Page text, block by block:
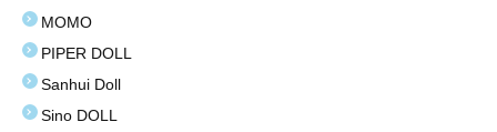
MOMO
PIPER DOLL
Sanhui Doll
Sino DOLL